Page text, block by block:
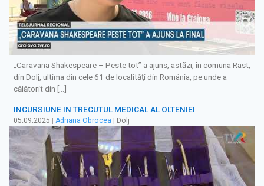
„Caravana Shakespeare – Peste tot” a ajuns, astăzi, în comuna Rast,
din Dolj, ultima din cele 61 de localități din România, pe unde a
călătorit din […]
INCURSIUNE ÎN TRECUTUL MEDICAL AL OLTENIEI
05.09.2025 | Adriana Obrocea | Dolj